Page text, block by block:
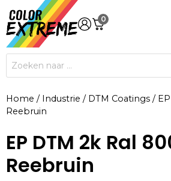
Ga
naar
de
inhoud
0
Producten
zoeken
Home / Industrie / DTM Coatings /
Reebruin
EP DTM 2k Ral
Reebruin